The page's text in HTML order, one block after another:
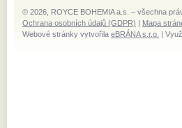
© 2026, ROYCE BOHEMIA a.s. – všechna
Ochrana osobních údajů (GDPR) | Mapa
Webové stránky vytvořila eBRÁNA s.r.o. |